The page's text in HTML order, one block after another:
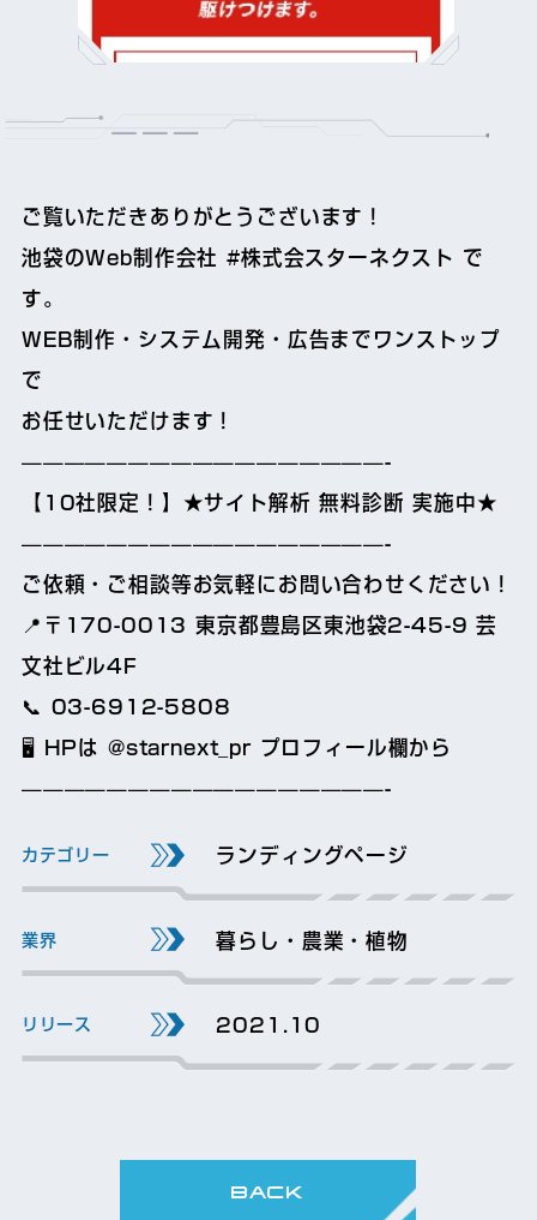
ご覧いただきありがとうございます！
池袋のWeb制作会社 #株式会スターネクスト で
す。
WEB制作・システム開発・広告までワンストップ
で
お任せいただけます！
—————————————————-
【10社限定！】★サイト解析 無料診断 実施中★
—————————————————-
ご依頼・ご相談等お気軽にお問い合わせください！
📍〒170-0013 東京都豊島区東池袋2-45-9 芸
文社ビル4F
📞 03-6912-5808
🖥 HPは @starnext_pr プロフィール欄から
—————————————————-
ランディングページ
暮らし・農業・植物
2021.10
BACK